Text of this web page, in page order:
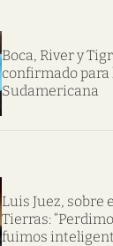
Boca, River y
confirmado para
Sudamericana
Luis Juez, sobre
Tierras:
fuimos